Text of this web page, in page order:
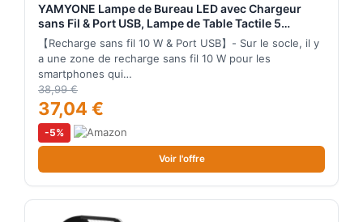
YAMYONE Lampe de Bureau LED avec Chargeur
sans Fil & Port USB, Lampe de Table Tactile 5
Couleurs 5 Luminosités Écran LCD 2 Veilleuses
Horloge Réveil Température Lampe de Chevet pour
Travail Lecture
【Recharge sans fil 10 W & Port USB】- Sur le socle, il y
a une zone de recharge sans fil 10 W pour les
smartphones qui…
38,99 €
37,04 €
-5%
Voir l'offre